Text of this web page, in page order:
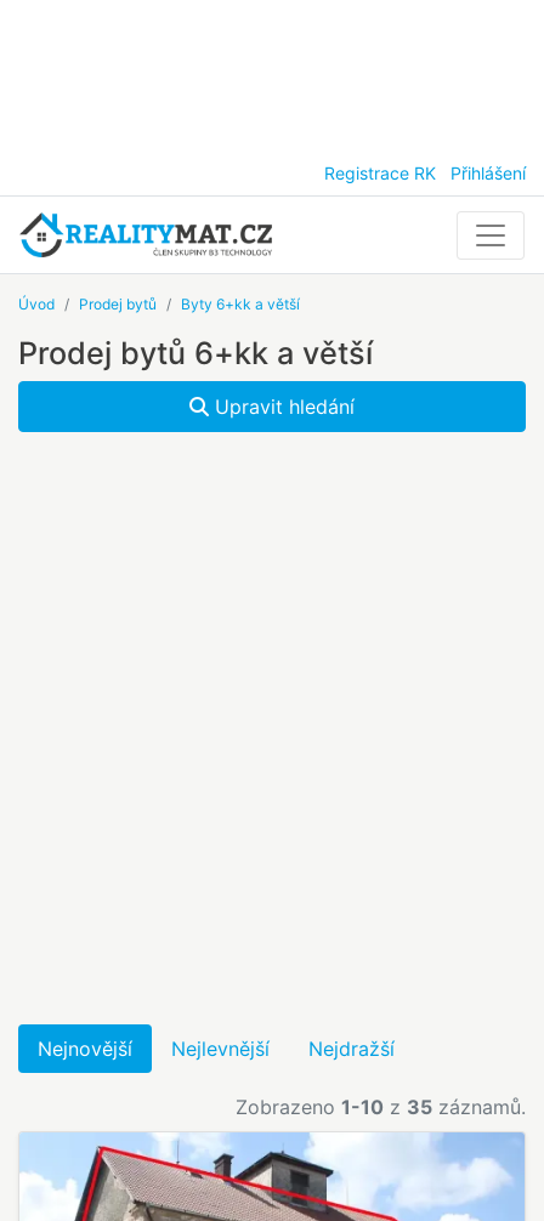
Registrace RK Přihlášení
Úvod Prodej bytů Byty 6+kk a větší
Prodej bytů 6+kk a větší
Upravit hledání
Nejnovější Nejlevnější Nejdražší
Zobrazeno 1-10 z 35 záznamů.